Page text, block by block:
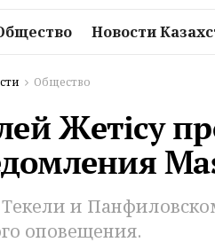
Новости
Общество
Жетісу
и
оповещения.